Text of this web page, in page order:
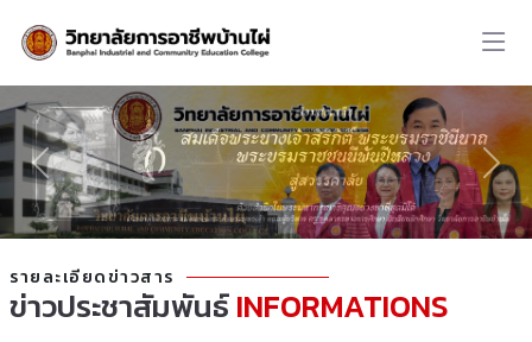
รายละเอียดข่าวสาร
ข่าวประชาสัมพันธ์INFORMATIONS